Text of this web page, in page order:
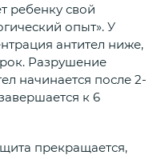
ребенку свой
опыт». У
антител ниже,
Разрушение
начинается после 2-
к 6
прекращается,